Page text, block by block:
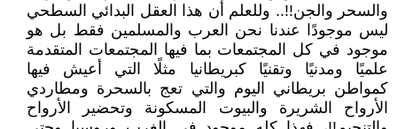
والسحر والجن!!.. وللعلم أن هذا العقل البدائي السطحي
ليس موجودًا عندنا نحن العرب والمسلمين فقط بل هو
موجود في كل المجتمعات بما فيها المجتمعات المتقدمة
علميًا ومدنيًا وتقنيًا كبريطانيا مثلًا التي أعيش فيها
كمواطن بريطاني اليوم والتي تعج بالسحرة ومطاردي
الأرواح الشريرة والبيوت المسكونة وتحضير الأرواح